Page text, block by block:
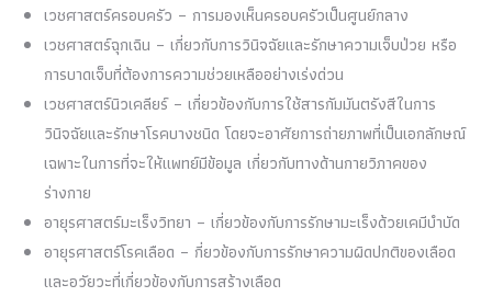
เวชศาสตร์ครอบครัว – การมองเห็นครอบครัวเป็นศูนย์กลาง
เวชศาสตร์ฉุกเฉิน – เกี่ยวกับการวินิจฉัยและรักษาความเจ็บป่วย หรือ
การบาดเจ็บที่ต้องการความช่วยเหลืออย่างเร่งด่วน
เวชศาสตร์นิวเคลียร์ – เกี่ยวข้องกับการใช้สารกัมมันตรังสีในการ
วินิจฉัยและรักษาโรคบางชนิด โดยจะอาศัยการถ่ายภาพที่เป็นเอกลักษณ์
เฉพาะในการที่จะให้แพทย์มีข้อมูล เกี่ยวกับทางด้านกายวิภาคของ
ร่างกาย
อายุรศาสตร์มะเร็งวิทยา – เกี่ยวข้องกับการรักษามะเร็งด้วยเคมีบำบัด
อายุรศาสตร์โรคเลือด – กี่ยวข้องกับการรักษาความผิดปกติของเลือด
และอวัยวะที่เกี่ยวข้องกับการสร้างเลือด